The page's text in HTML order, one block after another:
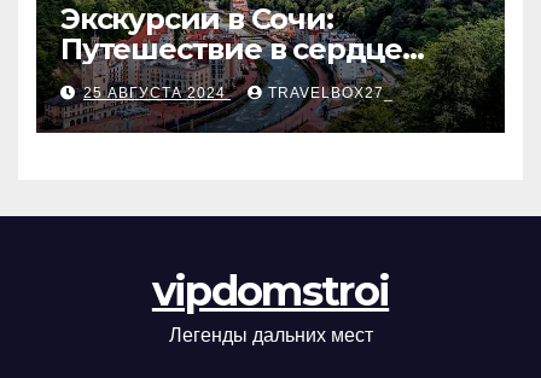
Экскурсии в Сочи:
Путешествие в сердце
Черноморского курорта
25 АВГУСТА 2024 TRAVELBOX27_
vipdomstroi
Легенды дальних мест